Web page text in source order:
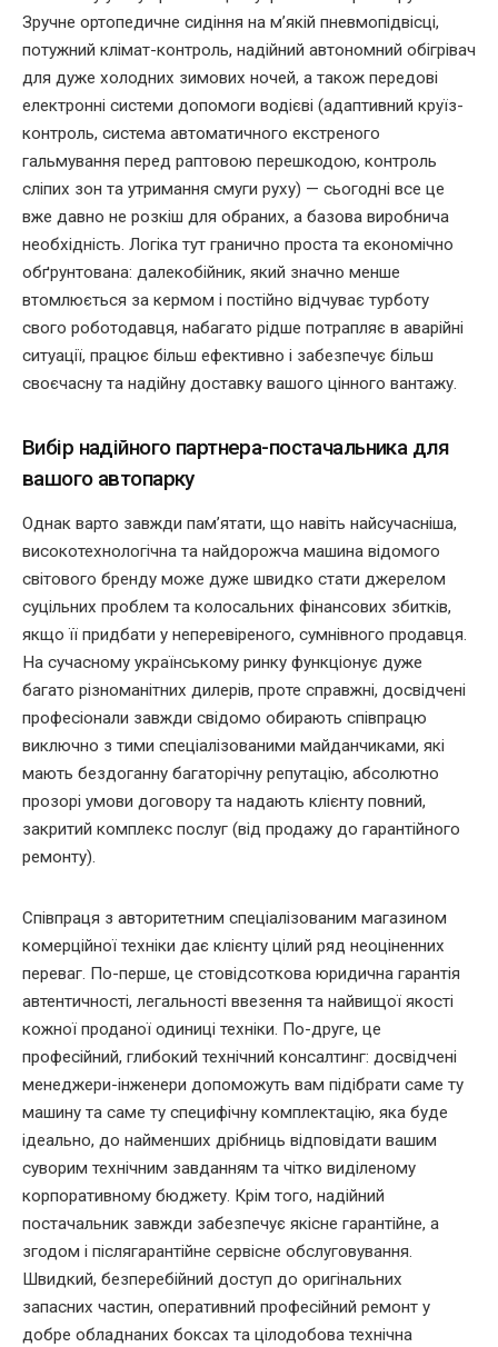
Зручне ортопедичне сидіння на м’якій пневмопідвісці,
потужний клімат-контроль, надійний автономний обігрівач
для дуже холодних зимових ночей, а також передові
електронні системи допомоги водієві (адаптивний круїз-
контроль, система автоматичного екстреного
гальмування перед раптовою перешкодою, контроль
сліпих зон та утримання смуги руху) — сьогодні все це
вже давно не розкіш для обраних, а базова виробнича
необхідність. Логіка тут гранично проста та економічно
обґрунтована: далекобійник, який значно менше
втомлюється за кермом і постійно відчуває турботу
свого роботодавця, набагато рідше потрапляє в аварійні
ситуації, працює більш ефективно і забезпечує більш
своєчасну та надійну доставку вашого цінного вантажу.
Вибір надійного партнера-постачальника для
вашого автопарку
Однак варто завжди пам’ятати, що навіть найсучасніша,
високотехнологічна та найдорожча машина відомого
світового бренду може дуже швидко стати джерелом
суцільних проблем та колосальних фінансових збитків,
якщо її придбати у неперевіреного, сумнівного продавця.
На сучасному українському ринку функціонує дуже
багато різноманітних дилерів, проте справжні, досвідчені
професіонали завжди свідомо обирають співпрацю
виключно з тими спеціалізованими майданчиками, які
мають бездоганну багаторічну репутацію, абсолютно
прозорі умови договору та надають клієнту повний,
закритий комплекс послуг (від продажу до гарантійного
ремонту).
Співпраця з авторитетним спеціалізованим магазином
комерційної техніки дає клієнту цілий ряд неоціненних
переваг. По-перше, це стовідсоткова юридична гарантія
автентичності, легальності ввезення та найвищої якості
кожної проданої одиниці техніки. По-друге, це
професійний, глибокий технічний консалтинг: досвідчені
менеджери-інженери допоможуть вам підібрати саме ту
машину та саме ту специфічну комплектацію, яка буде
ідеально, до найменших дрібниць відповідати вашим
суворим технічним завданням та чітко виділеному
корпоративному бюджету. Крім того, надійний
постачальник завжди забезпечує якісне гарантійне, а
згодом і післягарантійне сервісне обслуговування.
Швидкий, безперебійний доступ до оригінальних
запасних частин, оперативний професійний ремонт у
добре обладнаних боксах та цілодобова технічна